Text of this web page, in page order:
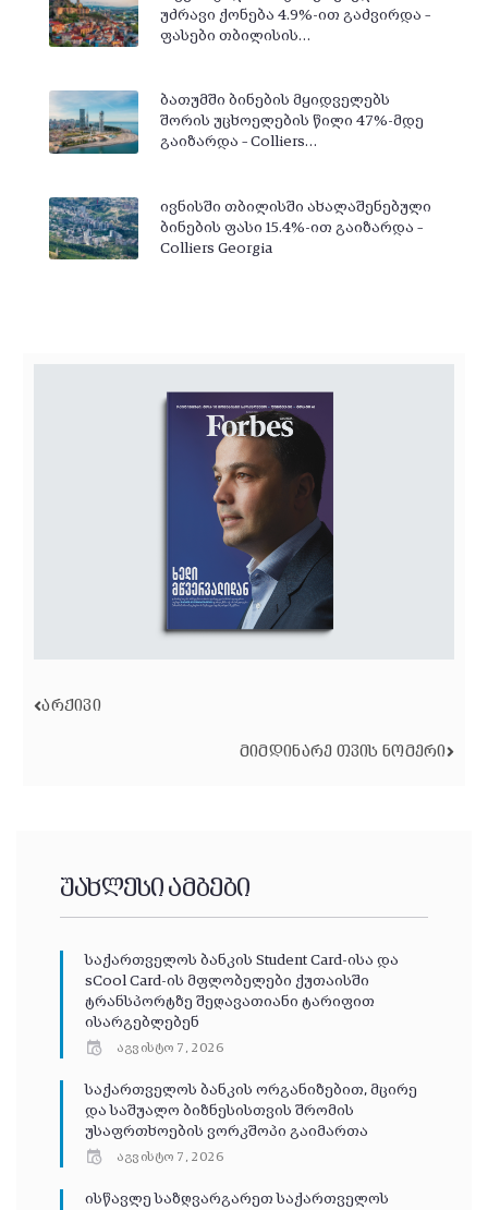
უძრავი ქონება 4.9%-ით გაძვირდა –
ფასები თბილისის…
ბათუმში ბინების მყიდველებს
შორის უცხოელების წილი 47%-მდე
გაიზარდა – Colliers…
ივნისში თბილისში ახალაშენებული
ბინების ფასი 15.4%-ით გაიზარდა –
Colliers Georgia
ᲐᲠᲥᲘᲕᲘ
ᲛᲘᲛᲓᲘᲜᲐᲠᲔ ᲗᲕᲘᲡ ᲜᲝᲛᲔᲠᲘ
უახლესი ამბები
საქართველოს ბანკის Student Card-ისა და
sCool Card-ის მფლობელები ქუთაისში
ტრანსპორტზე შეღავათიანი ტარიფით
ისარგებლებენ
აგვისტო 7, 2026
საქართველოს ბანკის ორგანიზებით, მცირე
და საშუალო ბიზნესისთვის შრომის
უსაფრთხოების ვორკშოპი გაიმართა
აგვისტო 7, 2026
ისწავლე საზღვარგარეთ საქართველოს